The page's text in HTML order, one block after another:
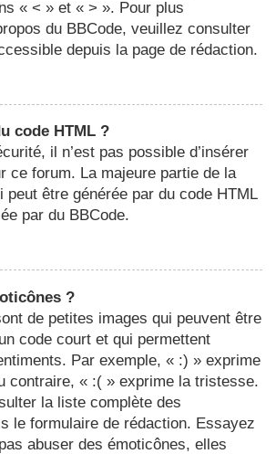
« < » et « > ». Pour plus
du BBCode, veuillez consulter
depuis la page de rédaction.
code HTML ?
il n’est pas possible d’insérer
ce forum. La majeure partie de la
peut être générée par du code HTML
par du BBCode.
?
de petites images qui peuvent être
code court et qui permettent
Par exemple, « :) » exprime
contraire, « :( » exprime la tristesse.
la liste complète des
le formulaire de rédaction. Essayez
abuser des émoticônes, elles